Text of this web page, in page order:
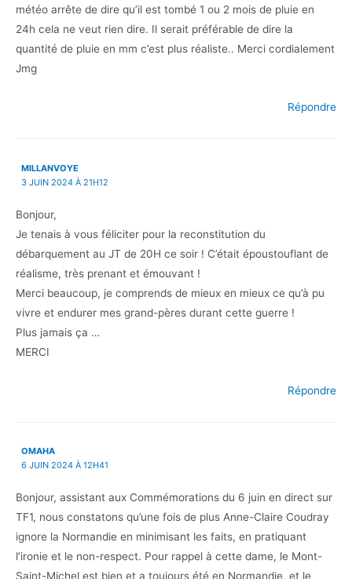
météo arrête de dire qu’il est tombé 1 ou 2 mois de pluie en
24h cela ne veut rien dire. Il serait préférable de dire la
quantité de pluie en mm c’est plus réaliste.. Merci cordialement
Jmg
Répondre
MILLANVOYE
3 JUIN 2024 À 21H12
Bonjour,
Je tenais à vous féliciter pour la reconstitution du
débarquement au JT de 20H ce soir ! C’était époustouflant de
réalisme, très prenant et émouvant !
Merci beaucoup, je comprends de mieux en mieux ce qu’à pu
vivre et endurer mes grand-pères durant cette guerre !
Plus jamais ça …
MERCI
Répondre
OMAHA
6 JUIN 2024 À 12H41
Bonjour, assistant aux Commémorations du 6 juin en direct sur
TF1, nous constatons qu’une fois de plus Anne-Claire Coudray
ignore la Normandie en minimisant les faits, en pratiquant
l’ironie et le non-respect. Pour rappel à cette dame, le Mont-
Saint-Michel est bien et a toujours été en Normandie, et le